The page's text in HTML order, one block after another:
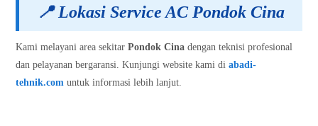
📍 Lokasi Service AC Pondok Cina
Kami melayani area sekitarPondok Cinadengan teknisi profesional
dan pelayanan bergaransi. Kunjungi website kami diabadi-
tehnik.com untuk informasi lebih lanjut.